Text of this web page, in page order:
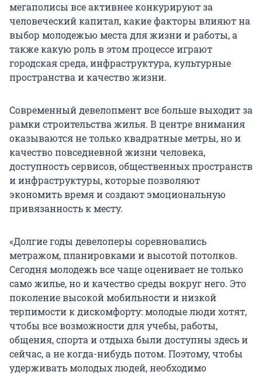
мегаполисы все активнее конкурируют за
человеческий капитал, какие факторы влияют на
выбор молодежью места для жизни и работы, а
также какую роль в этом процессе играют
городская среда, инфраструктура, культурные
пространства и качество жизни.
Современный девелопмент все больше выходит за
рамки строительства жилья. В центре внимания
оказываются не только квадратные метры, но и
качество повседневной жизни человека,
доступность сервисов, общественных пространств
и инфраструктуры, которые позволяют
экономить время и создают эмоциональную
привязанность к месту.
«Долгие годы девелоперы соревновались
метражом, планировками и высотой потолков.
Сегодня молодежь все чаще оценивает не только
само жилье, но и качество среды вокруг него. Это
поколение высокой мобильности и низкой
терпимости к дискомфорту: молодые люди хотят,
чтобы все возможности для учебы, работы,
общения, спорта и отдыха были доступны здесь и
сейчас, а не когда-нибудь потом. Поэтому, чтобы
удерживать молодых людей, необходимо